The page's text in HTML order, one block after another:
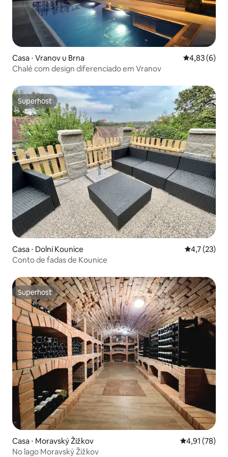
Casa ⋅ Vranov u Brna 4,83 de uma
4,83 (6)
Chalé com design diferenciado em Vranov
Superhost
Superhost
Casa ⋅ Dolní Kounice 4,7 de uma
4,7 (23)
Conto de fadas de Kounice
Superhost
Superhost
Casa ⋅ Moravský Žižkov 4,91 de uma
4,91 (78)
No lago Moravský Žižkov